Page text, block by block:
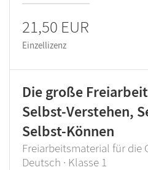
21,50 EUR
Einzellizenz
Die große
Selbst-Verstehen,
Selbst-Können
Freiarbeitsmaterial für die
Deutsch · Klasse 1